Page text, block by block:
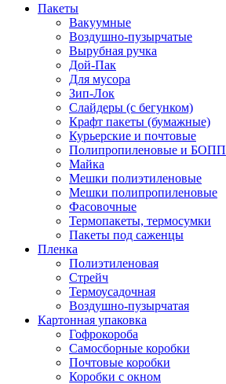
Пакеты
Вакуумные
Воздушно-пузырчатые
Вырубная ручка
Дой-Пак
Для мусора
Зип-Лок
Слайдеры (с бегунком)
Крафт пакеты (бумажные)
Курьерские и почтовые
Полипропиленовые и БОПП
Майка
Мешки полиэтиленовые
Мешки полипропиленовые
Фасовочные
Термопакеты, термосумки
Пакеты под саженцы
Пленка
Полиэтиленовая
Стрейч
Термоусадочная
Воздушно-пузырчатая
Картонная упаковка
Гофрокороба
Самосборные коробки
Почтовые коробки
Коробки с окном